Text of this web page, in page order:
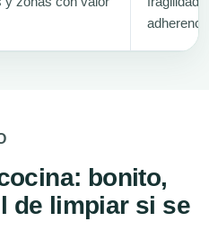
bonito,
de limpiar si se